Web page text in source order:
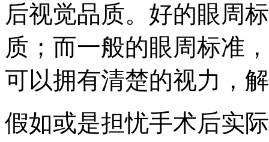
后视觉品质。好的眼周
质；而一般的眼周标准
可以拥有清楚的视力，
假如或是担忧手术后实